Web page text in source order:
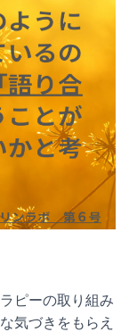
ピーの取り組み
気づきをもらえ